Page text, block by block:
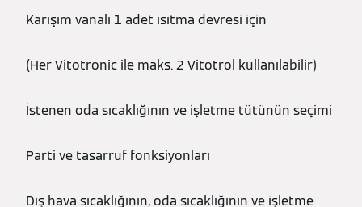
Karışım vanalı 1 adet ısıtma devresi için
(Her Vitotronic ile maks. 2 Vitotrol kullanılabilir)
İstenen oda sıcaklığının ve işletme tütünün seçimi
Parti ve tasarruf fonksiyonları
Dış hava sıcaklığının, oda sıcaklığının ve işletme